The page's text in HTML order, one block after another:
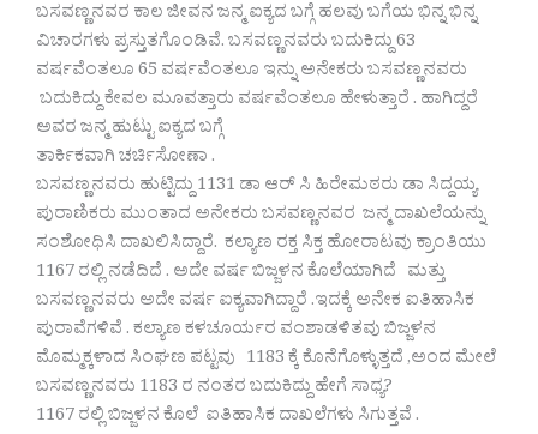
ಬಸವಣ್ಣನವರ ಕಾಲ ಜೀವನ ಜನ್ಮ ಐಕ್ಯದ ಬಗ್ಗೆ ಹಲವು ಬಗೆಯ ಭಿನ್ನ ಭಿನ್ನ
ವಿಚಾರಗಳು ಪ್ರಸ್ತುತಗೊಂಡಿವೆ. ಬಸವಣ್ಣನವರು ಬದುಕಿದ್ದು 63
ವರ್ಷವೆಂತಲೂ 65 ವರ್ಷವೆಂತಲೂ ಇನ್ನು ಅನೇಕರು ಬಸವಣ್ಣನವರು
ಬದುಕಿದ್ದು ಕೇವಲ ಮೂವತ್ತಾರು ವರ್ಷವೆಂತಲೂ ಹೇಳುತ್ತಾರೆ . ಹಾಗಿದ್ದರೆ
ಅವರ ಜನ್ಮ ಹುಟ್ಟು ಐಕ್ಯದ ಬಗ್ಗೆ
ತಾರ್ಕಿಕವಾಗಿ ಚರ್ಚಿಸೋಣಾ .
ಬಸವಣ್ಣನವರು ಹುಟ್ಟಿದ್ದು 1131 ಡಾ ಆರ್ ಸಿ ಹಿರೇಮಠರು ಡಾ ಸಿದ್ದಯ್ಯ
ಪುರಾಣಿಕರು ಮುಂತಾದ ಅನೇಕರು ಬಸವಣ್ಣನವರ ಜನ್ಮ ದಾಖಲೆಯನ್ನು
ಸಂಶೋಧಿಸಿ ದಾಖಲಿಸಿದ್ದಾರೆ. ಕಲ್ಯಾಣ ರಕ್ತ ಸಿಕ್ತ ಹೋರಾಟವು ಕ್ರಾಂತಿಯು
1167 ರಲ್ಲಿ ನಡೆದಿದೆ . ಅದೇ ವರ್ಷ ಬಿಜ್ಜಳನ ಕೊಲೆಯಾಗಿದೆ ಮತ್ತು
ಬಸವಣ್ಣನವರು ಅದೇ ವರ್ಷ ಐಕ್ಯವಾಗಿದ್ದಾರೆ .ಇದಕ್ಕೆ ಅನೇಕ ಐತಿಹಾಸಿಕ
ಪುರಾವೆಗಳಿವೆ . ಕಲ್ಯಾಣ ಕಳಚೂರ್ಯರ ವಂಶಾಡಳಿತವು ಬಿಜ್ಜಳನ
ಮೊಮ್ಮಕ್ಕಳಾದ ಸಿಂಘಣ ಪಟ್ಟವು 1183 ಕ್ಕೆ ಕೊನೆಗೊಳ್ಳುತ್ತದೆ ,ಅಂದ ಮೇಲೆ
ಬಸವಣ್ಣನವರು 1183 ರ ನಂತರ ಬದುಕಿದ್ದು ಹೇಗೆ ಸಾಧ್ಯ?
1167 ರಲ್ಲಿ ಬಿಜ್ಜಳನ ಕೊಲೆ ಐತಿಹಾಸಿಕ ದಾಖಲೆಗಳು ಸಿಗುತ್ತವೆ .